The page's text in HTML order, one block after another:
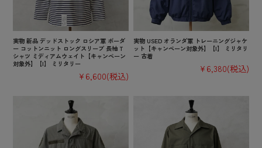
実物 新品 デッドストック ロシア軍 ボーダ
ー コットンニット ロングスリーブ 長袖 T
シャツ ミディアムウェイト【キャンペーン
対象外】【I】 ミリタリー
¥6,600(税込)
実物 USED オランダ軍 トレーニングジャケ
ット【キャンペーン対象外】【I】 ミリタリ
ー 古着
¥6,380(税込)